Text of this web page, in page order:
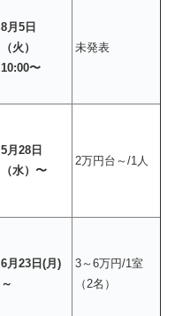
8月5日
（火）
10:00〜
未発表
5月28日
（水）〜
2万円台～/1人
6月23日(月)
～
3～6万円/1室
（2名）